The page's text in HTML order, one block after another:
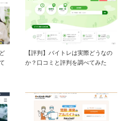
【評判】バイトレは実際どうなの
か？口コミと評判を調べてみた